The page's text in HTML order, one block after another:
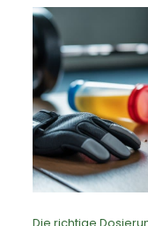
Die richtige